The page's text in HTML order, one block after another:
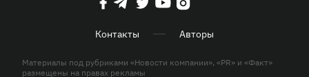
Контакты Авторы
Материалы под рубриками «Новости компании», «PR» и «Факт»
размещены на правах рекламы